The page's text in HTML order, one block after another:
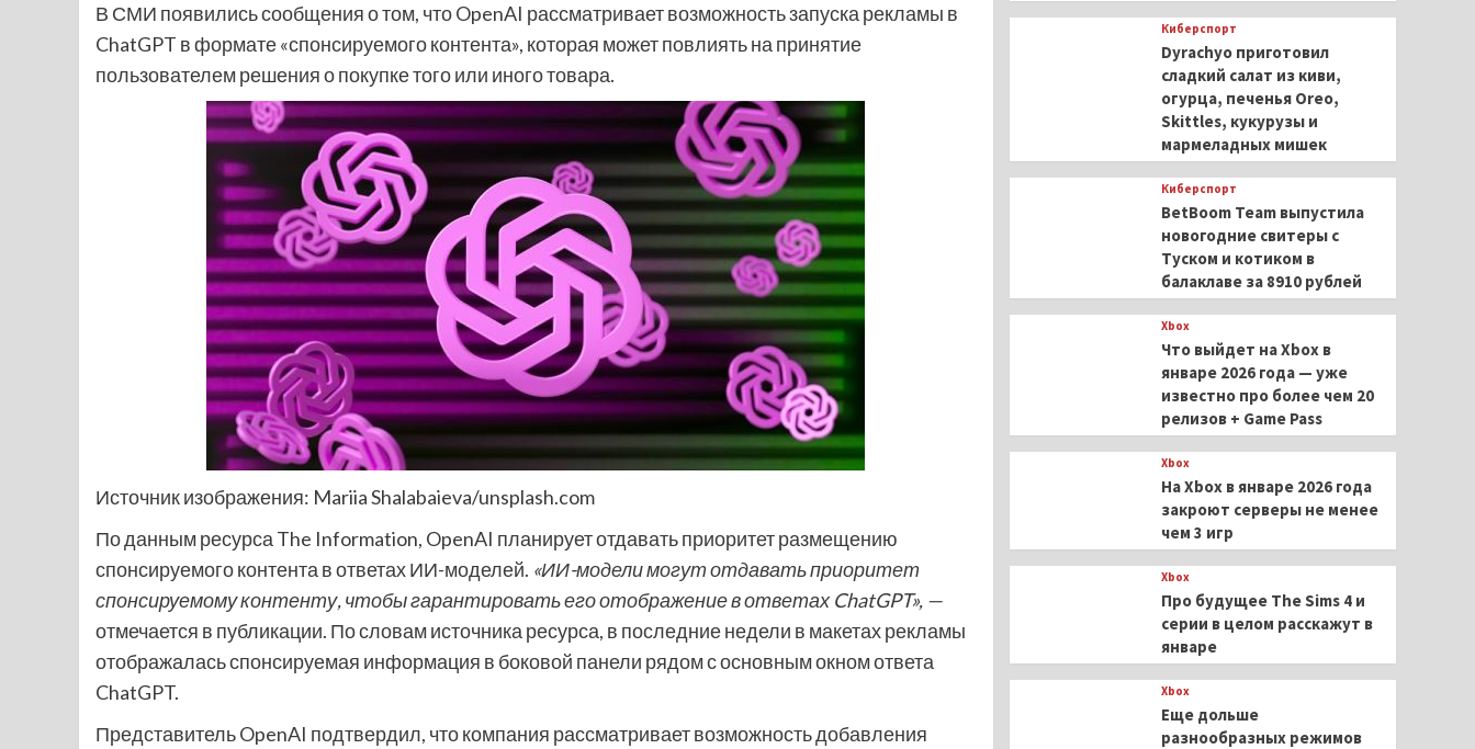
В СМИ появились сообщения о том, что OpenAI рассматривает возможность запуска рекламы в
ChatGPT в формате «спонсируемого контента», которая может повлиять на принятие
пользователем решения о покупке того или иного товара.
Источник изображения: Mariia Shalabaieva/unsplash.com
По данным ресурса The Information, OpenAI планирует отдавать приоритет размещению
спонсируемого контента в ответах ИИ-моделей. «ИИ-модели могут отдавать приоритет
спонсируемому контенту, чтобы гарантировать его отображение в ответах ChatGPT», —
отмечается в публикации. По словам источника ресурса, в последние недели в макетах рекламы
отображалась спонсируемая информация в боковой панели рядом с основным окном ответа
ChatGPT.
Представитель OpenAI подтвердил, что компания рассматривает возможность добавления
Киберспорт
Dyrachyo приготовил
сладкий салат из киви,
огурца, печенья Oreo,
Skittles, кукурузы и
мармеладных мишек
Киберспорт
BetBoom Team выпустила
новогодние свитеры с
Туском и котиком в
балаклаве за 8910 рублей
Xbox
Что выйдет на Xbox в
январе 2026 года — уже
известно про более чем 20
релизов + Game Pass
Xbox
На Xbox в январе 2026 года
закроют серверы не менее
чем 3 игр
Xbox
Про будущее The Sims 4 и
серии в целом расскажут в
январе
Xbox
Еще дольше
разнообразных режимов